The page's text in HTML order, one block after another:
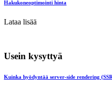
Hakukoneoptimointi hinta
Lataa lisää
Usein kysyttyä
Kuinka hyödyntää server-side rendering